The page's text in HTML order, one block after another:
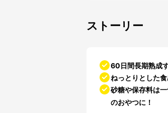
ストーリー
60日間長期熟成
ねっとりとした
砂糖や保存料は
のおやつに！